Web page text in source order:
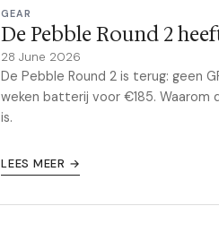
GEAR
De Pebble Round 2
28 June 2026
De Pebble Round 2 is terug: geen
weken batterij voor €185. Waarom
is.
LEES MEER →